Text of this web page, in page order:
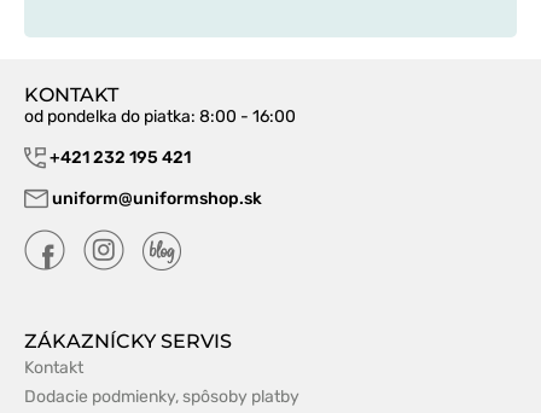
KONTAKT
od pondelka do piatka: 8:00 - 16:00
+421 232 195 421
uniform@uniformshop.sk
ZÁKAZNÍCKY SERVIS
Kontakt
Dodacie podmienky, spôsoby platby